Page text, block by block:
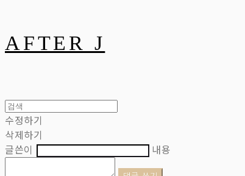
AFTER J
수정하기
삭제하기
글쓴이
내용